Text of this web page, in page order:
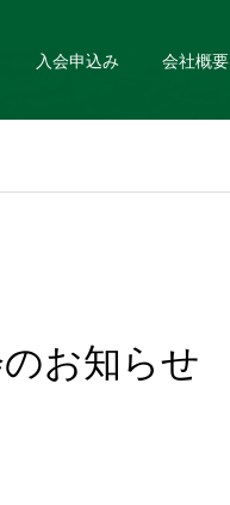
入会申込み 会社概要
お知らせ